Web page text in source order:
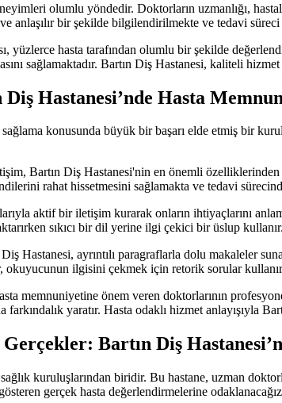
olumlu yöndedir. Doktorların uzmanlığı,
anlaşılır bir şekilde bilgilendirilmekte ve tedavi
yüzlerce hasta tarafından olumlu bir şekilde
sağlamaktadır. Bartın Diş Hastanesi, kaliteli
Hastanesi’nde Hasta
konusunda büyük bir başarı elde etmiş bir
Bartın Diş Hastanesi'nin en önemli
rahat hissetmesini sağlamakta ve tedavi
aktif bir iletişim kurarak onların ihtiyaçlarını
sıkıcı bir dil yerine ilgi çekici bir üslup kullanır.
Hastanesi, ayrıntılı paragraflarla dolu makaleler
okuyucunun ilgisini çekmek için retorik sorular
memnuniyetine önem veren doktorlarının
farkındalık yaratır. Hasta odaklı hizmet anlayışıyla
Gerçekler: Bartın Diş
kuruluşlarından biridir. Bu hastane, uzman
gerçek hasta değerlendirmelerine